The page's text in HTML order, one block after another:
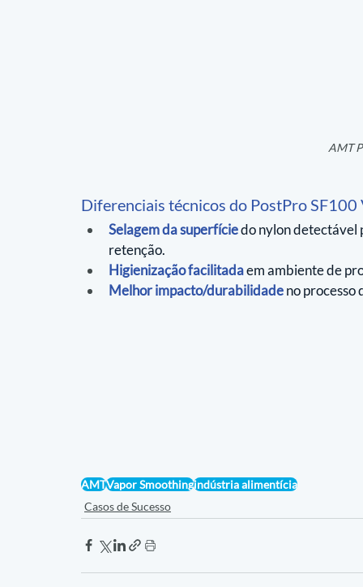
AMT
Diferenciais técnicos do PostPro
Selagem da superfície do nylon detectável
retenção.
Higienização facilitada em ambiente de
Melhor impacto/durabilidade no processo
AMTVapor Smoothingindústria alimentícia
Casos de Sucesso